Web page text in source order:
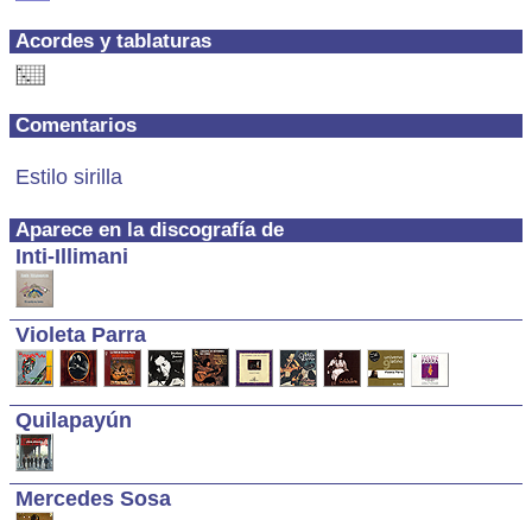
Acordes y tablaturas
Comentarios
Estilo sirilla
Aparece en la discografía de
Inti-Illimani
Violeta Parra
Quilapayún
Mercedes Sosa